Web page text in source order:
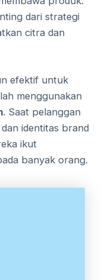
dari strategi
citra dan
efektif untuk
menggunakan
. Saat pelanggan
identitas brand
ikut
banyak orang.